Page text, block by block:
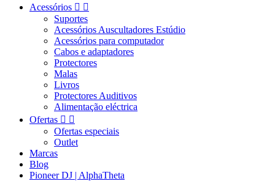
Acessórios  
Suportes
Acessórios Auscultadores Estúdio
Acessórios para computador
Cabos e adaptadores
Protectores
Malas
Livros
Protectores Auditivos
Alimentação eléctrica
Ofertas  
Ofertas especiais
Outlet
Marcas
Blog
Pioneer DJ | AlphaTheta